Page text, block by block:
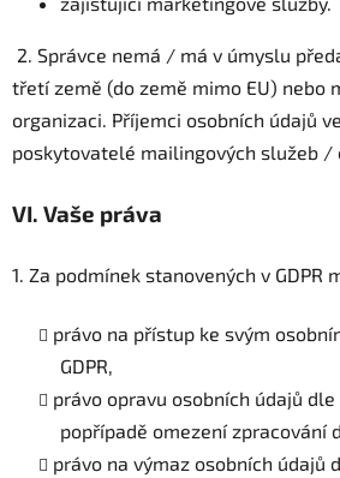
2. Správce nemá / má v úmyslu
třetí země (do země mimo EU) nebo
organizaci. Příjemci osobních údajů
poskytovatelé mailingových služeb /
VI. Vaše práva
1. Za podmínek stanovených v GDPR
právo na přístup ke svým
GDPR,
právo opravu osobních údajů dle
popřípadě omezení zpracování
právo na výmaz osobních údajů